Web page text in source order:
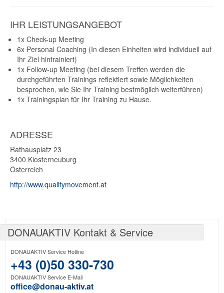
IHR LEISTUNGSANGEBOT
1x Check-up Meeting
6x Personal Coaching (In diesen Einheiten wird individuell auf
Ihr Ziel hintrainiert)
1x Follow-up Meeting (bei diesem Treffen werden die
durchgeführten Trainings reflektiert sowie Möglichkeiten
besprochen, wie Sie Ihr Training bestmöglich weiterführen)
1x Trainingsplan für Ihr Training zu Hause.
ADRESSE
Rathausplatz 23
3400 Klosterneuburg
Österreich
http://www.qualitymovement.at
DONAUAKTIV Kontakt & Service
DONAUAKTIV Service Hotline
+43 (0)50 330-730
DONAUAKTIV Service E-Mail
office@donau-aktiv.at